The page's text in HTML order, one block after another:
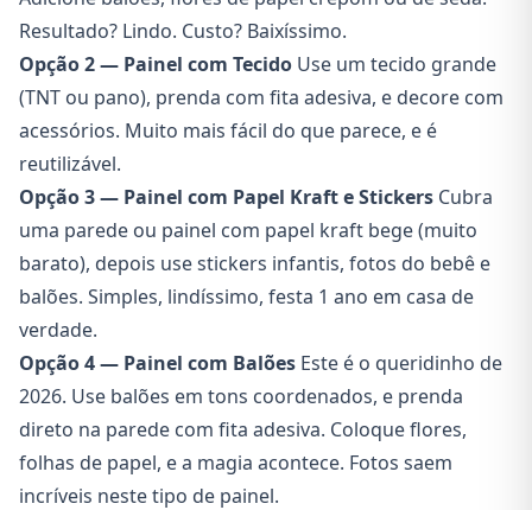
Resultado? Lindo. Custo? Baixíssimo.
Opção 2 — Painel com Tecido Use um tecido grande
(TNT ou pano), prenda com fita adesiva, e decore com
acessórios. Muito mais fácil do que parece, e é
reutilizável.
Opção 3 — Painel com Papel Kraft e Stickers Cubra
uma parede ou painel com papel kraft bege (muito
barato), depois use stickers infantis, fotos do bebê e
balões. Simples, lindíssimo, festa 1 ano em casa de
verdade.
Opção 4 — Painel com Balões Este é o queridinho de
2026. Use balões em tons coordenados, e prenda
direto na parede com fita adesiva. Coloque flores,
folhas de papel, e a magia acontece. Fotos saem
incríveis neste tipo de painel.